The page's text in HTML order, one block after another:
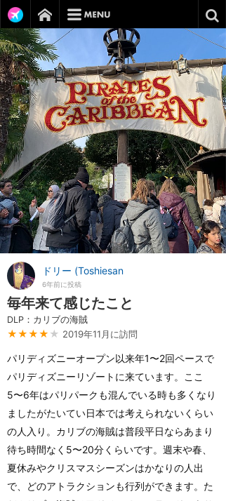
ドリー (Toshiesan
6年前に投稿
毎年来て感じたこと
DLP：カリブの海賊
★★★★ ★ 2019年11月に訪問
パリディズニーオープン以来年1〜2回ペースで
パリディズニーリゾートに来ています。ここ
5〜6年はパリパークも混んでいる時も多くなり
ましたがたいてい日本では考えられないくらい
の人入り。カリブの海賊は普段平日ならあまり
待ち時間なく5〜20分くらいです。週末や春、
夏休みやクリスマスシーズンはかなりの人出
で、どのアトラクションも行列ができます。た